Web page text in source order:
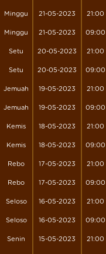
Minggu 21-05-2023 21:00
Minggu 21-05-2023 09:00
Setu 20-05-2023 21:00
Setu 20-05-2023 09:00
Jemuah 19-05-2023 21:00
Jemuah 19-05-2023 09:00
Kemis 18-05-2023 21:00
Kemis 18-05-2023 09:00
Rebo 17-05-2023 21:00
Rebo 17-05-2023 09:00
Seloso 16-05-2023 21:00
Seloso 16-05-2023 09:00
Senin 15-05-2023 21:00